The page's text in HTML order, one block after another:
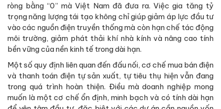
ròng bằng “0” mà Việt Nam đã đưa ra. Việc gia tăng tỷ
trọng năng lượng tái tạo không chỉ giúp giảm áp lực đầu tư
vào các nguồn điện truyền thống mà còn hạn chế tác động
môi trường, giảm phát thải khí nhà kính và nâng cao tính
bền vững của nền kinh tế trong dài hạn.
Một số quy định liên quan đến đấu nối, cơ chế mua bán điện
và thanh toán điện tự sản xuất, tự tiêu thụ hiện vẫn đang
trong quá trình hoàn thiện. Điều mà doanh nghiệp mong
muốn là một cơ chế ổn định, minh bạch và có tính dài hạn